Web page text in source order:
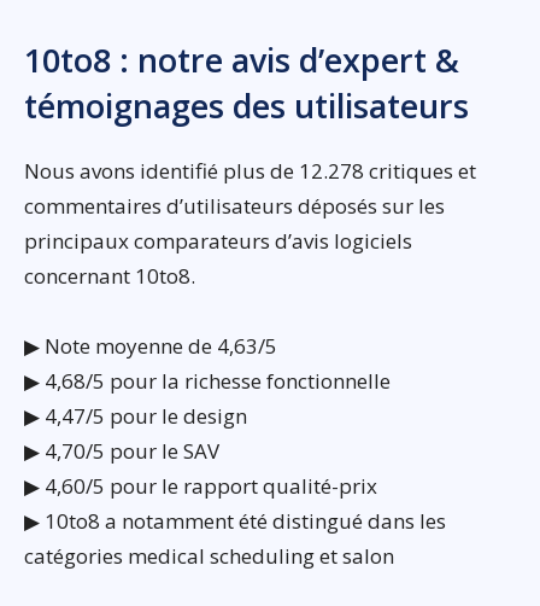
10to8 : notre avis d’expert &
témoignages des utilisateurs
Nous avons identifié plus de 12.278 critiques et
commentaires d’utilisateurs déposés sur les
principaux comparateurs d’avis logiciels
concernant 10to8.
▶ Note moyenne de 4,63/5
▶ 4,68/5 pour la richesse fonctionnelle
▶ 4,47/5 pour le design
▶ 4,70/5 pour le SAV
▶ 4,60/5 pour le rapport qualité-prix
▶ 10to8 a notamment été distingué dans les
catégories medical scheduling et salon